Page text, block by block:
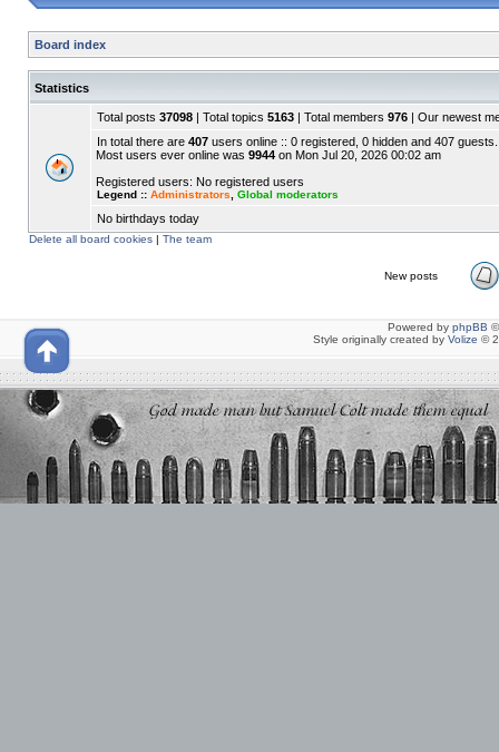
Board index
Statistics
Total posts 37098 | Total topics 5163 | Total members 976 | Our newest
In total there are 407 users online :: 0 registered, 0 hidden and 407 guests.
Most users ever online was 9944 on Mon Jul 20, 2026 00:02 am
Registered users: No registered users
Legend :: Administrators Global moderators
No birthdays today
Delete all board cookies | The team
New posts
Powered by phpBB
Style originally created by Volize ©